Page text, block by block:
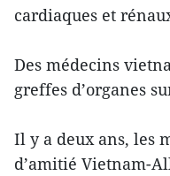
cardiaques et
Des médecins
greffes d’organes
Il y a deux ans, les
d’amitié Vietnam-